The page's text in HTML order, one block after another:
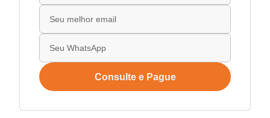
Consulte e Pague